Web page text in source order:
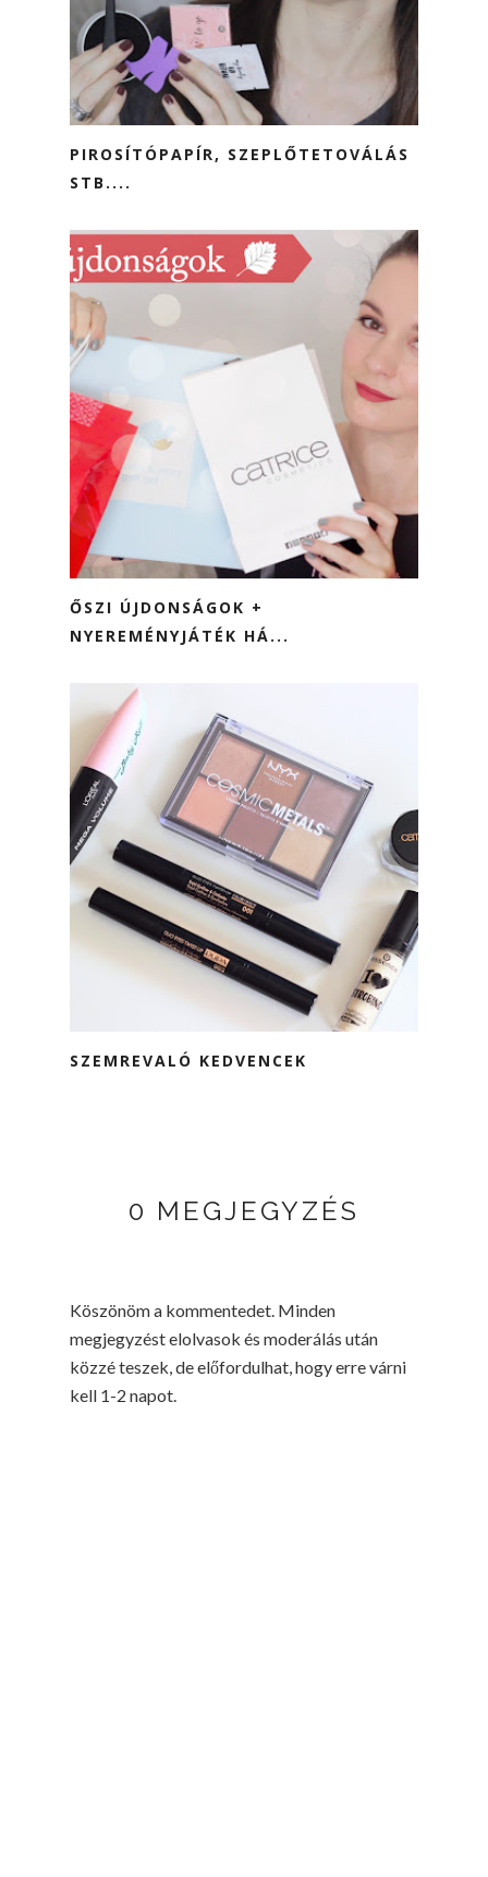
PIROSÍTÓPAPÍR, SZEPLŐTETOVÁLÁS
STB....
ŐSZI ÚJDONSÁGOK +
NYEREMÉNYJÁTÉK HÁ...
SZEMREVALÓ KEDVENCEK
0 MEGJEGYZÉS
Köszönöm a kommentedet. Minden
megjegyzést elolvasok és moderálás után
közzé teszek, de előfordulhat, hogy erre várni
kell 1-2 napot.